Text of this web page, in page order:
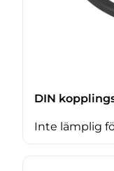
DIN
Inte lämplig